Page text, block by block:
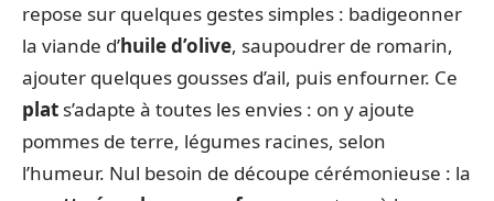
repose sur quelques gestes simples : badigeonner
la viande d’huile d’olive, saupoudrer de romarin,
ajouter quelques gousses d’ail, puis enfourner. Ce
plat s’adapte à toutes les envies : on y ajoute
pommes de terre, légumes racines, selon
l’humeur. Nul besoin de découpe cérémonieuse : la